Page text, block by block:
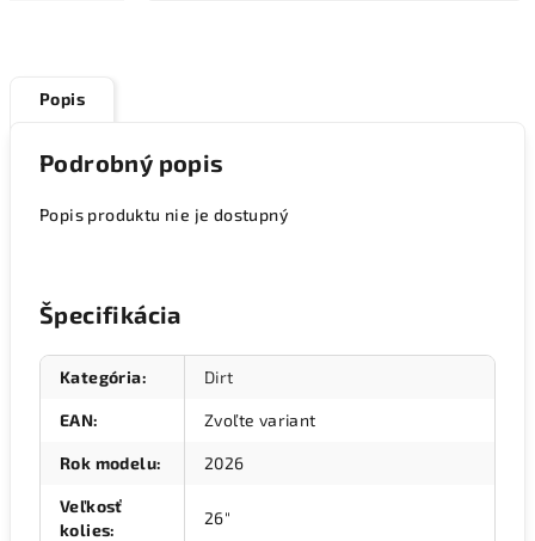
Popis
Podrobný popis
Popis produktu nie je dostupný
Špecifikácia
Kategória: Dirt
EAN: Zvoľte variant
Rok modelu: 2026
Veľkosť
kolies:
26"